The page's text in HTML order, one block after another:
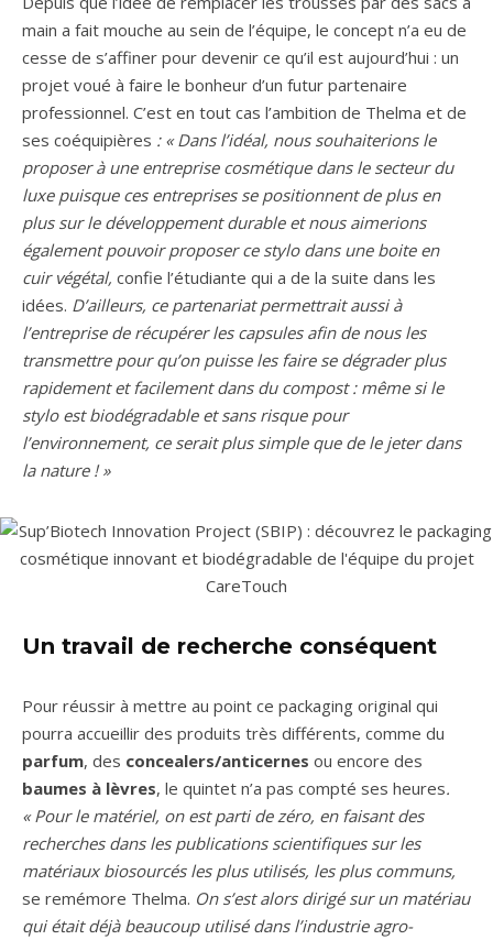
main a fait mouche au sein de l’équipe, le concept n’a eu de
cesse de s’affiner pour devenir ce qu’il est aujourd’hui : un
projet voué à faire le bonheur d’un futur partenaire
professionnel. C’est en tout cas l’ambition de Thelma et de
ses coéquipières : « Dans l’idéal, nous souhaiterions le
proposer à une entreprise cosmétique dans le secteur du
luxe puisque ces entreprises se positionnent de plus en
plus sur le développement durable et nous aimerions
également pouvoir proposer ce stylo dans une boite en
cuir végétal, confie l’étudiante qui a de la suite dans les
idées. D’ailleurs, ce partenariat permettrait aussi à
l’entreprise de récupérer les capsules afin de nous les
transmettre pour qu’on puisse les faire se dégrader plus
rapidement et facilement dans du compost : même si le
stylo est biodégradable et sans risque pour
l’environnement, ce serait plus simple que de le jeter dans
la nature ! »
Un travail de recherche conséquent
Pour réussir à mettre au point ce packaging original qui
pourra accueillir des produits très différents, comme du
parfum, des concealers/anticernes ou encore des
baumes à lèvres, le quintet n’a pas compté ses heures.
« Pour le matériel, on est parti de zéro, en faisant des
recherches dans les publications scientifiques sur les
matériaux biosourcés les plus utilisés, les plus communs,
se remémore Thelma. On s’est alors dirigé sur un matériau
qui était déjà beaucoup utilisé dans l’industrie agro-